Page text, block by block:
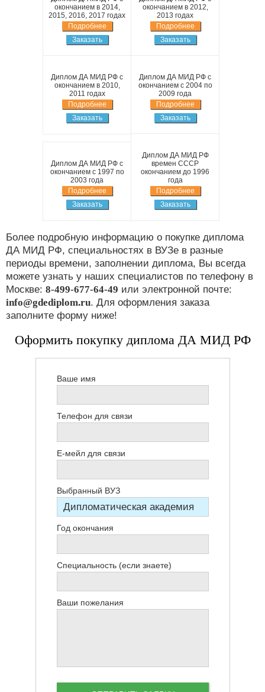
окончанием в 2014,
2015, 2016, 2017 годах
Подробнее
Заказать
окончанием в 2012,
2013 годах
Подробнее
Заказать
Диплом ДА МИД РФ с
окончанием в 2010,
2011 годах
Подробнее
Заказать
Диплом ДА МИД РФ с
окончанием с 2004 по
2009 года
Подробнее
Заказать
Диплом ДА МИД РФ с
окончанием с 1997 по
2003 года
Подробнее
Заказать
Диплом ДА МИД РФ
времен СССР
окончанием до 1996
года
Подробнее
Заказать
Более подробную информацию о покупке диплома
ДА МИД РФ, специальностях в ВУЗе в разные
периоды времени, заполнении диплома, Вы всегда
можете узнать у наших специалистов по телефону в
Москве: 8-499-677-64-49 или электронной почте:
info@gdediplom.ru. Для оформления заказа
заполните форму ниже!
Оформить покупку диплома ДА МИД РФ
Ваше имя
Телефон для связи
Е-мейл для связи
Выбранный ВУЗ
Год окончания
Специальность (если знаете)
Ваши пожелания